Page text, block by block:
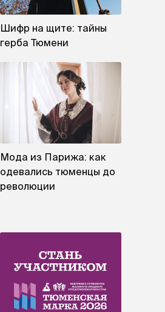
Шифр на щите: тайны
герба Тюмени
Мода из Парижа: как
одевались тюменцы до
революции